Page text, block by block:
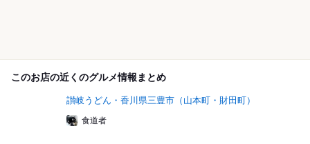
このお店の近くのグルメ情報まとめ
讃岐うどん・香川県三豊市（山本町・財田町）
食道者